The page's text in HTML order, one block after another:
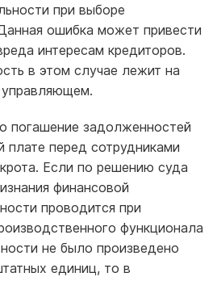
при выборе
ошибка может привести
интересам кредиторов.
в этом случае лежит на
погашение задолженностей
плате перед сотрудниками
Если по решению суда
финансовой
проводится при
функционала
не было произведено
единиц, то в